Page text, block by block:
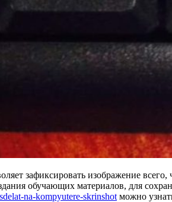
зафиксировать изображение
обучающих материалов, для
na-kompyutere-skrinshot можно